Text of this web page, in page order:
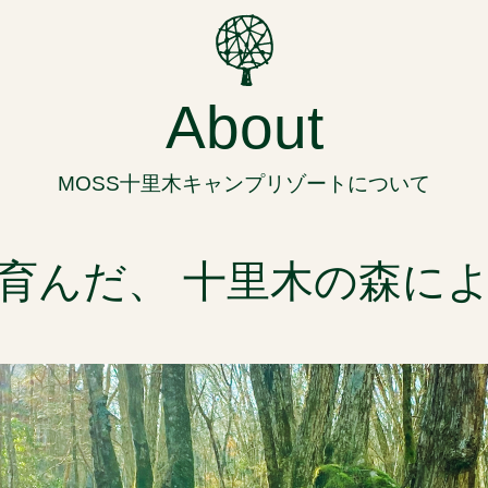
About
MOSS十里木キャンプリゾートについて
んだ、 十里木の森に